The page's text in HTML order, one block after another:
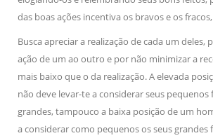
das boas ações incentiva os bravos e os
Busca apreciar a realização de cada um deles,
ação de um ao outro e por não minimizar a
mais baixo que o da realização. A elevada
não deve levar-te a considerar seus pequenos
grandes, tampouco a baixa posição de um
a considerar como pequenos os seus grandes